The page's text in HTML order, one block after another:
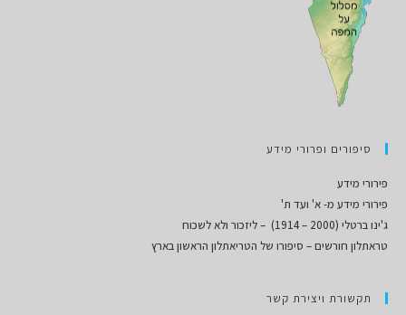
סיפורים ופרורי מידע
פירורי מידע
פירורי מידע מ- א' ועד ת'
ג'ינו ברטלי (2000 – 1914) – ליזכור ולא לשכוח
טראתלון חורשים – סיפורו של הטריאתלון הראשון בארץ
תקשורת ויצירת קשר